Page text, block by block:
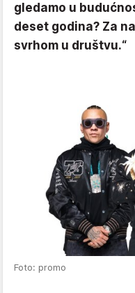
gledamo u
deset godina? Za
svrhom u društvu.“
Foto: promo